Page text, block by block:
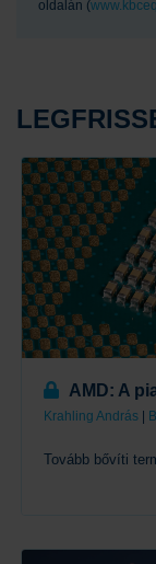
oldalán (
AMD: A
Krahling András
Tovább bővíti